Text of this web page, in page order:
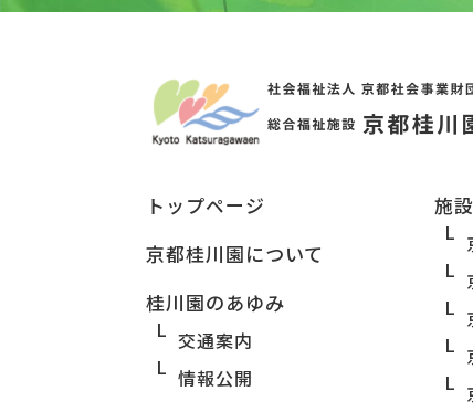
トップページ
京都桂川園について
桂川園のあゆみ
交通案内
情報公開
施